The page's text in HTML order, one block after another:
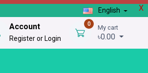
X
English
Account
Register or Login
0 My cart
৳0.00